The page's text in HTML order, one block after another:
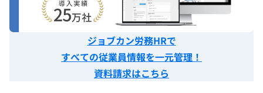
ジョブカン労務HRで
すべての従業員情報を一元管理！
資料請求はこちら